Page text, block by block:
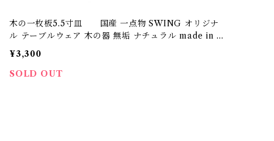
木の一枚板5.5寸皿 国産 一点物 SWING オリジナ
ル テーブルウェア 木の器 無垢 ナチュラル made in J
apan made in Hida Takayama
¥3,300
SOLD OUT